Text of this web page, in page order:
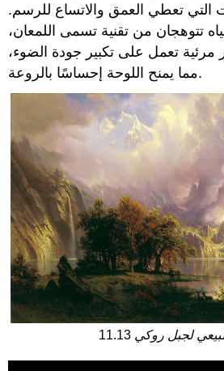
التي تعطي العمق والاتساع للرسم.
تتوهجان من تقنية تسمى اللمعان،
تعمل على تكبير جودة الضوء،
مما يمنح اللوحة إحساسًا بالروعة.
11.13 لجبل روكي